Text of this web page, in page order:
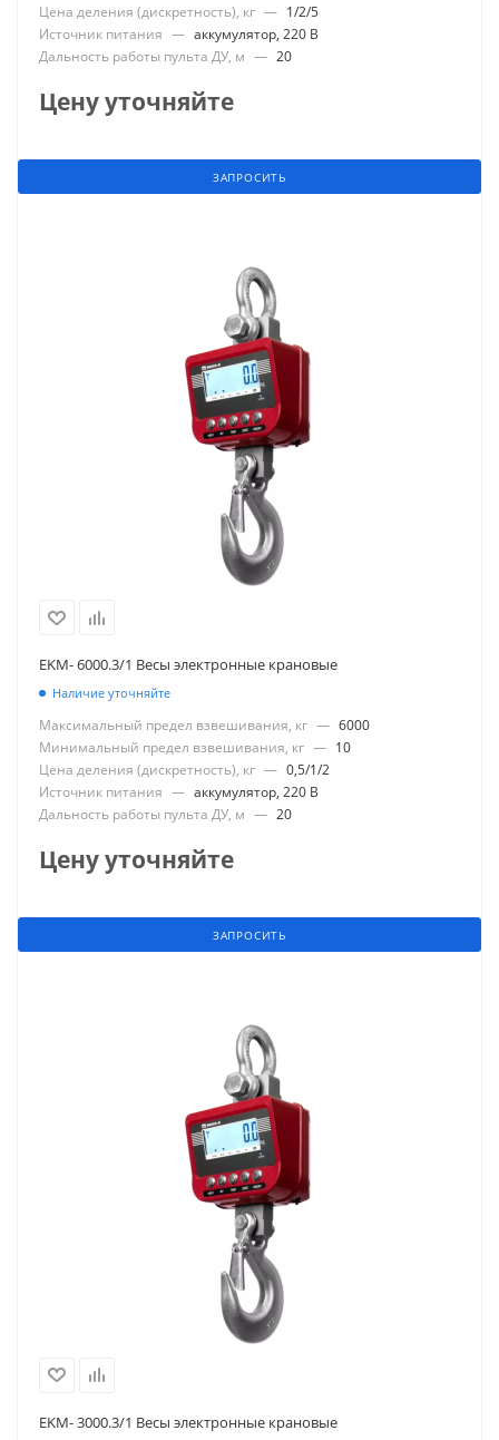
Цена деления (дискретность), кг — 1/2/5
Источник питания — аккумулятор, 220 В
Дальность работы пульта ДУ, м — 20
Цену уточняйте
ЗАПРОСИТЬ
EKM- 6000.3/1 Весы электронные крановые
Наличие уточняйте
Максимальный предел взвешивания, кг — 6000
Минимальный предел взвешивания, кг — 10
Цена деления (дискретность), кг — 0,5/1/2
Источник питания — аккумулятор, 220 В
Дальность работы пульта ДУ, м — 20
Цену уточняйте
ЗАПРОСИТЬ
EKM- 3000.3/1 Весы электронные крановые